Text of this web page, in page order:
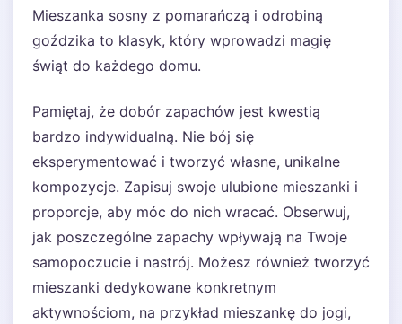
Mieszanka sosny z pomarańczą i odrobiną
goździka to klasyk, który wprowadzi magię
świąt do każdego domu.
Pamiętaj, że dobór zapachów jest kwestią
bardzo indywidualną. Nie bój się
eksperymentować i tworzyć własne, unikalne
kompozycje. Zapisuj swoje ulubione mieszanki i
proporcje, aby móc do nich wracać. Obserwuj,
jak poszczególne zapachy wpływają na Twoje
samopoczucie i nastrój. Możesz również tworzyć
mieszanki dedykowane konkretnym
aktywnościom, na przykład mieszankę do jogi,